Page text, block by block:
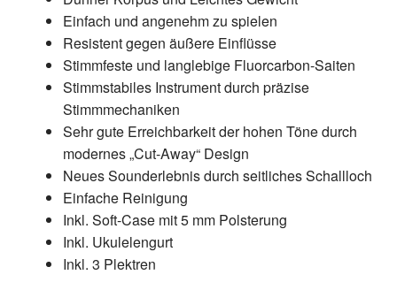
Einfach und angenehm zu spielen
Resistent gegen äußere Einflüsse
Stimmfeste und langlebige Fluorcarbon-Saiten
Stimmstabiles Instrument durch präzise
Stimmmechaniken
Sehr gute Erreichbarkeit der hohen Töne durch
modernes „Cut-Away“ Design
Neues Sounderlebnis durch seitliches Schallloch
Einfache Reinigung
Inkl. Soft-Case mit 5 mm Polsterung
Inkl. Ukulelengurt
Inkl. 3 Plektren